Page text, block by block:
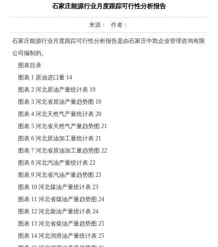
石家庄能源行业月度跟踪可行性分析报告
来源： 作者：
石家庄能源行业月度跟踪可行性分析报告是由石家庄中凯企业管理咨询有限
公司编制的。
图表目录
图表 1 原油进口量 14
图表 2 河北原油产量统计表 19
图表 3 河北省原油产量趋势图 19
图表 4 河北天然气产量统计表 20
图表 5 河北省天然气产量趋势图 21
图表 6 河北原油加工量统计表 21
图表 7 河北省原油加工量趋势图 22
图表 8 河北汽油产量统计表 22
图表 9 河北省汽油产量趋势图 23
图表 10 河北煤油产量统计表 23
图表 11 河北省煤油产量趋势图 24
图表 12 河北柴油产量统计表 24
图表 13 河北省柴油产量趋势图 25
图表 14 河北润滑油产量统计表 25